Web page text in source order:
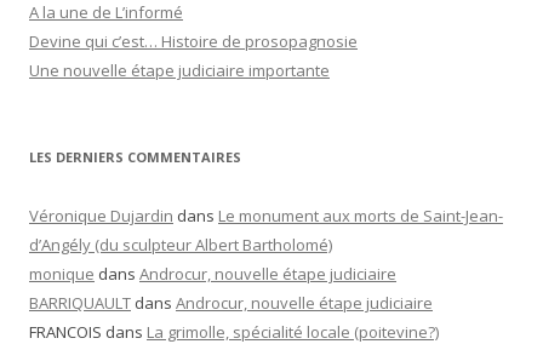
A la une de L’informé
Devine qui c’est… Histoire de prosopagnosie
Une nouvelle étape judiciaire importante
LES DERNIERS COMMENTAIRES
Véronique Dujardin dans Le monument aux morts de Saint-Jean-
d’Angély (du sculpteur Albert Bartholomé)
monique dans Androcur, nouvelle étape judiciaire
BARRIQUAULT dans Androcur, nouvelle étape judiciaire
FRANCOIS dans La grimolle, spécialité locale (poitevine?)